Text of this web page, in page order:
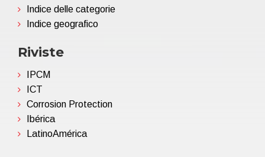
Indice delle categorie
Indice geografico
Riviste
IPCM
ICT
Corrosion Protection
Ibérica
LatinoAmérica